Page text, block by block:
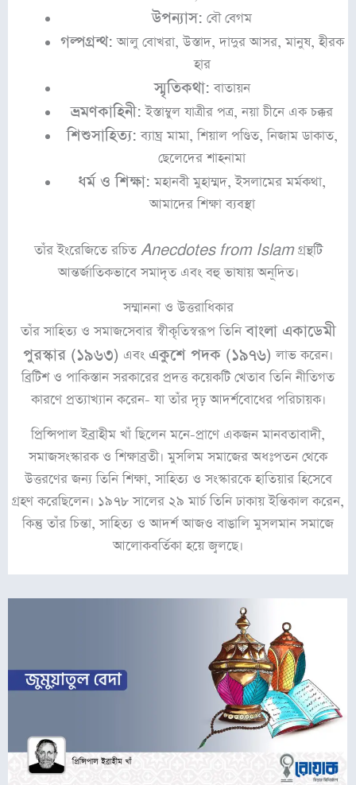
উপন্যাস: বৌ বেগম
গল্পগ্রন্থ: আলু বোখরা, উস্তাদ, দাদুর আসর, মানুষ, হীরক
হার
স্মৃতিকথা: বাতায়ন
ভ্রমণকাহিনী: ইস্তাম্বুল যাত্রীর পত্র, নয়া চীনে এক চক্কর
শিশুসাহিত্য: ব্যাঘ্র মামা, শিয়াল পণ্ডিত, নিজাম ডাকাত,
ছেলেদের শাহনামা
ধর্ম ও শিক্ষা: মহানবী মুহাম্মদ, ইসলামের মর্মকথা,
আমাদের শিক্ষা ব্যবস্থা
তাঁর ইংরেজিতে রচিতAnecdotes from Islamগ্রন্থটি
আন্তর্জাতিকভাবে সমাদৃত এবং বহু ভাষায় অনূদিত।
সম্মাননা ও উত্তরাধিকার
তাঁর সাহিত্য ও সমাজসেবার স্বীকৃতিস্বরূপ তিনিবাংলা একাডেমী
পুরস্কার (১৯৬৩) এবং একুশে পদক (১৯৭৬) লাভ করেন।
ব্রিটিশ ও পাকিস্তান সরকারের প্রদত্ত কয়েকটি খেতাব তিনি নীতিগত
কারণে প্রত্যাখ্যান করেন- যা তাঁর দৃঢ় আদর্শবোধের পরিচায়ক।
প্রিন্সিপাল ইব্রাহীম খাঁ ছিলেন মনে-প্রাণে একজন মানবতাবাদী,
সমাজসংস্কারক ও শিক্ষাব্রতী। মুসলিম সমাজের অধঃপতন থেকে
উত্তরণের জন্য তিনি শিক্ষা, সাহিত্য ও সংস্কারকে হাতিয়ার হিসেবে
গ্রহণ করেছিলেন। ১৯৭৮ সালের ২৯ মার্চ তিনি ঢাকায় ইন্তিকাল করেন,
কিন্তু তাঁর চিন্তা, সাহিত্য ও আদর্শ আজও বাঙালি মুসলমান সমাজে
আলোকবর্তিকা হয়ে জ্বলছে।